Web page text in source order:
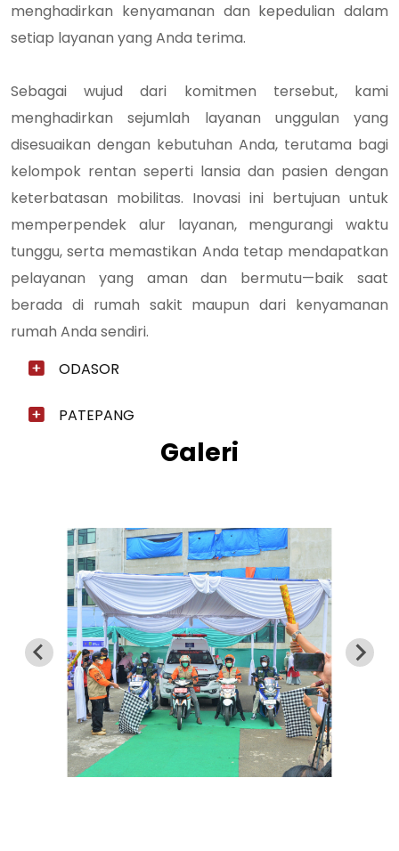
menghadirkan kenyamanan dan kepedulian dalam
setiap layanan yang Anda terima.
Sebagai wujud dari komitmen tersebut, kami
menghadirkan sejumlah layanan unggulan yang
disesuaikan dengan kebutuhan Anda, terutama bagi
kelompok rentan seperti lansia dan pasien dengan
keterbatasan mobilitas. Inovasi ini bertujuan untuk
memperpendek alur layanan, mengurangi waktu
tunggu, serta memastikan Anda tetap mendapatkan
pelayanan yang aman dan bermutu—baik saat
berada di rumah sakit maupun dari kenyamanan
rumah Anda sendiri.
ODASOR
PATEPANG
Galeri